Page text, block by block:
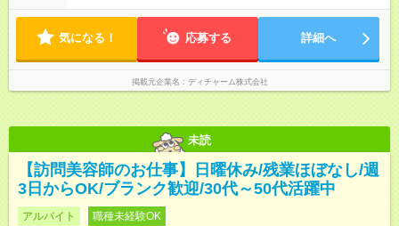
気になる！ 応募する 詳細へ
掲載元企業名 ディチャーム株式会社
未読
【訪問美容師のお仕事】日曜休み/残業ほぼなし/週
3日からOK/ブランク歓迎/30代～50代活躍中
アルバイト 職種未経験OK